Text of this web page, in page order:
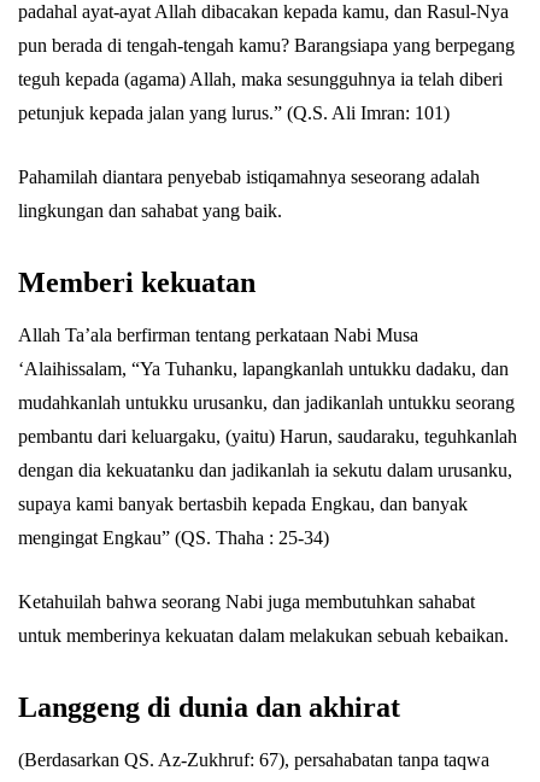
padahal ayat-ayat Allah dibacakan kepada kamu, dan Rasul-Nya
pun berada di tengah-tengah kamu? Barangsiapa yang berpegang
teguh kepada (agama) Allah, maka sesungguhnya ia telah diberi
petunjuk kepada jalan yang lurus.” (Q.S. Ali Imran: 101)
Pahamilah diantara penyebab istiqamahnya seseorang adalah
lingkungan dan sahabat yang baik.
Memberi kekuatan
Allah Ta’ala berfirman tentang perkataan Nabi Musa
‘Alaihissalam, “Ya Tuhanku, lapangkanlah untukku dadaku, dan
mudahkanlah untukku urusanku, dan jadikanlah untukku seorang
pembantu dari keluargaku, (yaitu) Harun, saudaraku, teguhkanlah
dengan dia kekuatanku dan jadikanlah ia sekutu dalam urusanku,
supaya kami banyak bertasbih kepada Engkau, dan banyak
mengingat Engkau” (QS. Thaha : 25-34)
Ketahuilah bahwa seorang Nabi juga membutuhkan sahabat
untuk memberinya kekuatan dalam melakukan sebuah kebaikan.
Langgeng di dunia dan akhirat
(Berdasarkan QS. Az-Zukhruf: 67), persahabatan tanpa taqwa